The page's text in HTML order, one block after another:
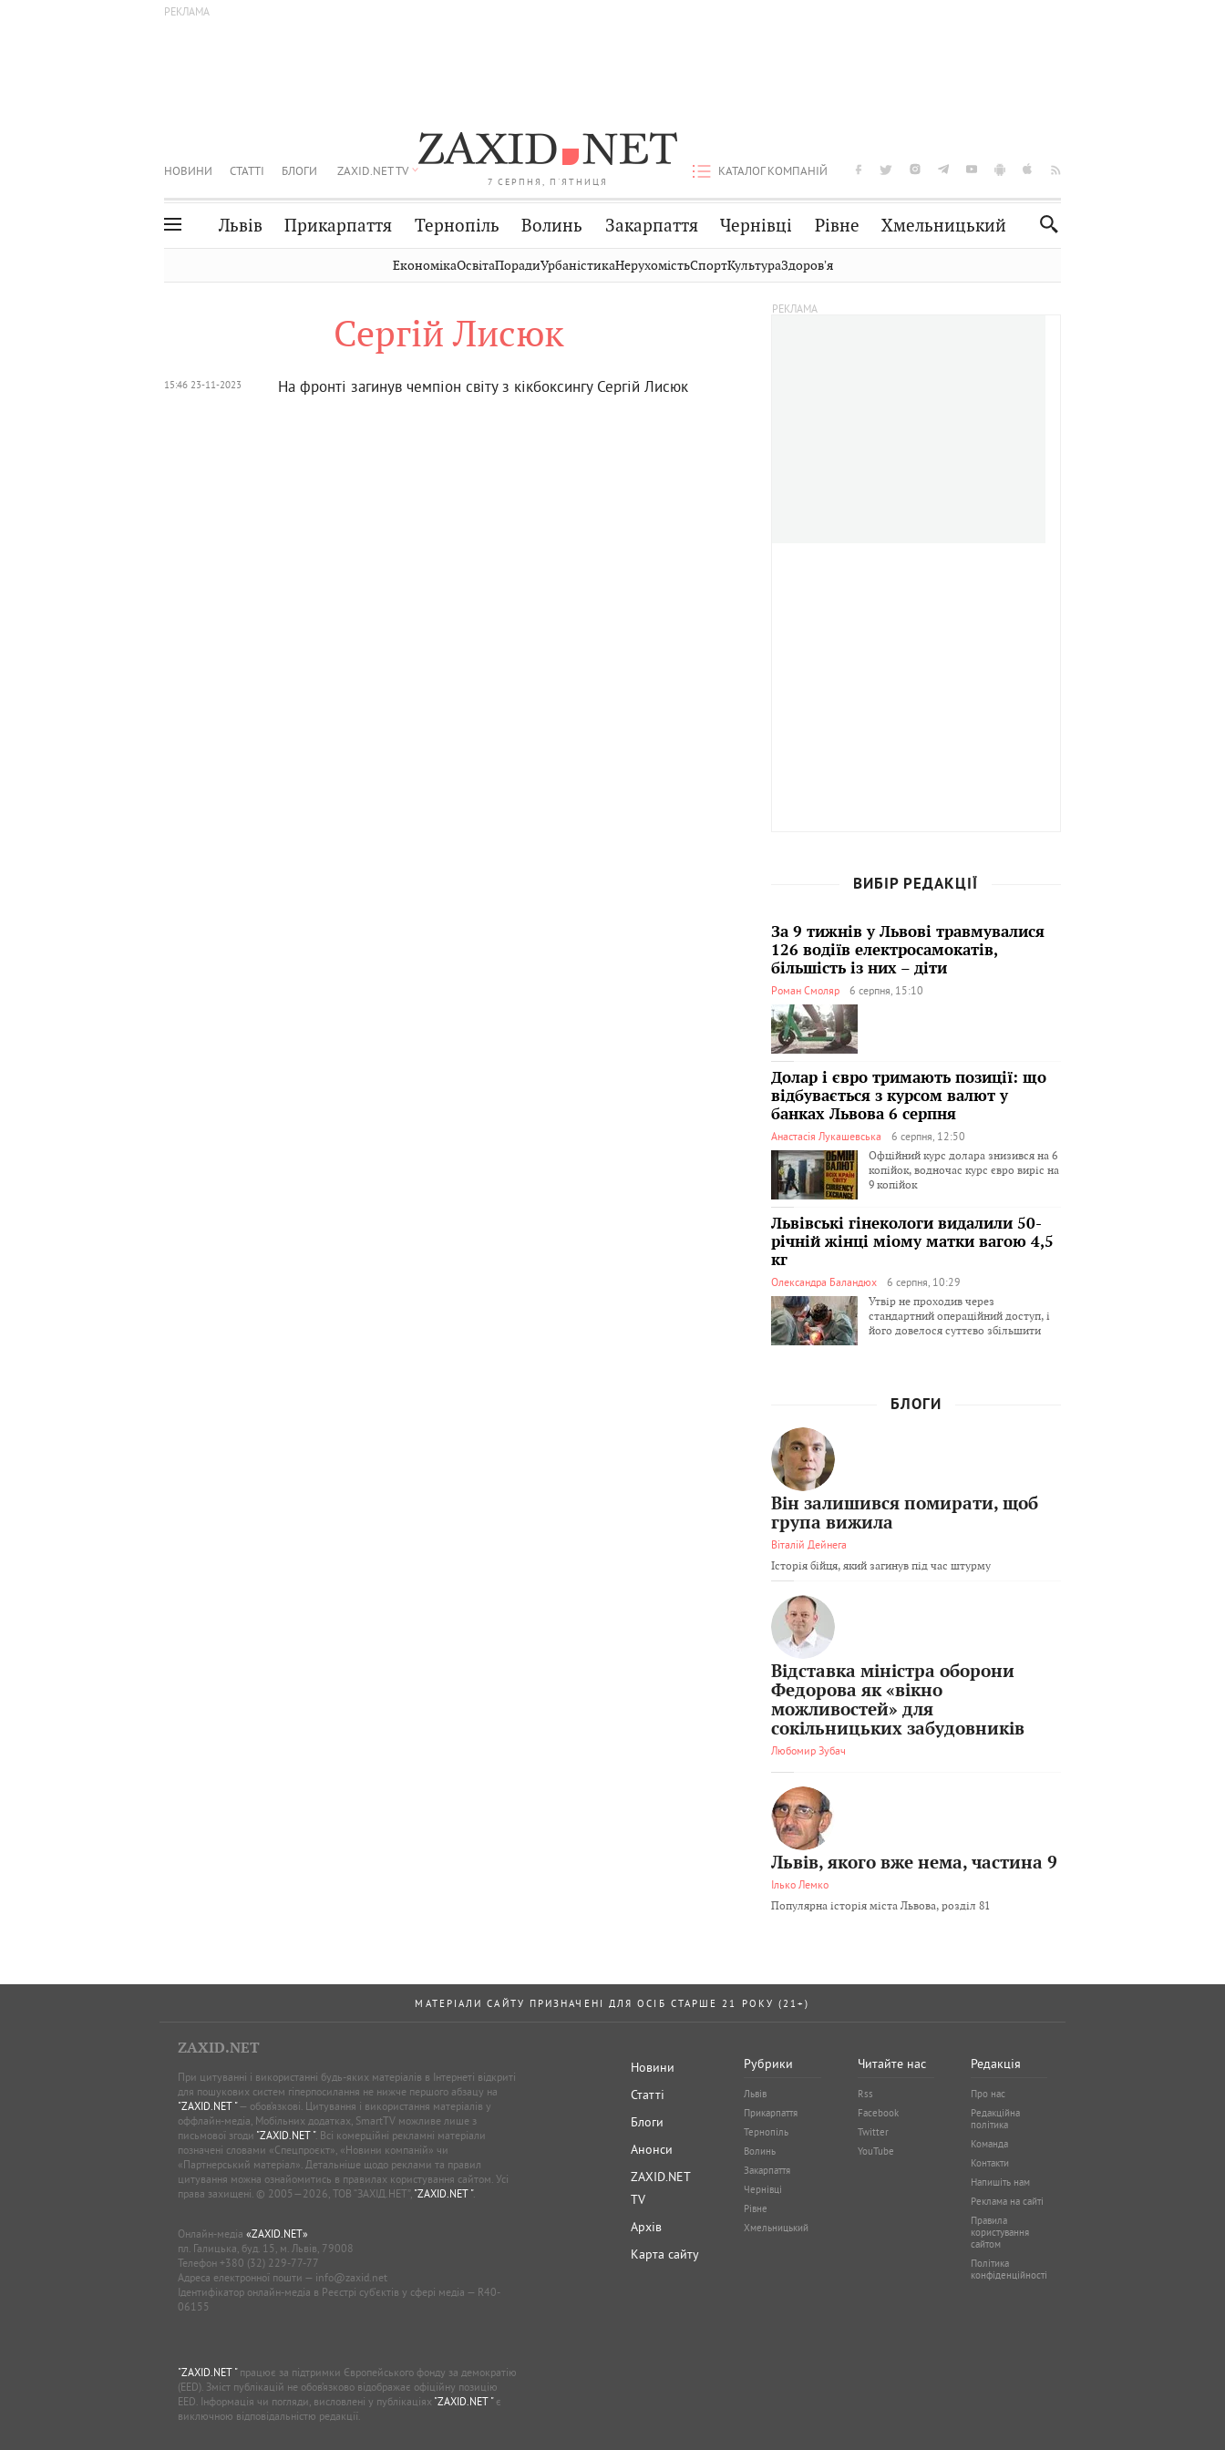
7 СЕРПНЯ, П'ЯТНИЦЯ
НОВИНИ СТАТТІ БЛОГИ ZAXID.NET TV КАТАЛОГ КОМПАНІЙ
Львів Прикарпаття Тернопіль Волинь Закарпаття Чернівці Рівне Хмельницький
Чернівці
Стрий
Хмельницький
Публікації Авто Словко
ЕкономікаОсвітаПорадиУрбаністикаНерухомістьСпортКультураЗдоровʼя
Сергій Лисюк
15:46 23-11-2023 На фронті загинув чемпіон світу з кікбоксингу Сергій Лисюк
ВИБІР РЕДАКЦІЇ
За 9 тижнів у Львові травмувалися
126 водіїв електросамокатів,
більшість із них – діти
Роман Смоляр 6 серпня, 15:10
Долар і євро тримають позиції: що
відбувається з курсом валют у
банках Львова 6 серпня
Анастасія Лукашевська
6 серпня, 12:50
Офційний курс долара знизився на 6
копійок, водночас курс євро виріс на
9 копійок
Львівські гінекологи видалили 50-
річній жінці міому матки вагою 4,5
кг
Олександра Баландюх
6 серпня, 10:29
Утвір не проходив через
стандартний операційний доступ, і
його довелося суттєво збільшити
БЛОГИ
Він залишився помирати, щоб
група вижила
Віталій Дейнега
Історія бійця, який загинув під час штурму
Відставка міністра оборони
Федорова як «вікно
можливостей» для
сокільницьких забудовників
Любомир Зубач
Львів, якого вже нема, частина 9
Ілько Лемко
Популярна історія міста Львова, розділ 81
МАТЕРІАЛИ САЙТУ ПРИЗНАЧЕНІ ДЛЯ ОСІБ СТАРШЕ 21 РОКУ (21+)
ZAXID.NET
При цитуванні і використанні будь-яких матеріалів в Інтернеті відкриті
для пошукових систем гіперпосилання не нижче першого абзацу на
"ZAXID.NET "— обов’язкові. Цитування і використання матеріалів у
оффлайн-медіа, Мобільних додатках, SmartTV можливе лише з
письмової згоди "ZAXID.NET ". Всі комерційні рекламні матеріали
позначені словами «Спецпроєкт», «Новини компаній» чи
«Партнерський матеріал». Детальніше щодо реклами та правил
цитування можна ознайомитись в правилах користування сайтом. Усі
права захищені. © 2005—2026, ТОВ “ЗАХІД.НЕТ”, "ZAXID.NET ".
Онлайн-медіа «ZAXID.NET»
пл. Галицька, буд. 15, м. Львів, 79008
Телефон +380 (32) 229-77-77
Адреса електронної пошти — info@zaxid.net
Ідентифікатор онлайн-медіа в Реєстрі суб'єктів у сфері медіа — R40-
06155
"ZAXID.NET "працює за підтримки Європейського фонду за демократію
(EED). Зміст публікацій не обов’язково відображає офіційну позицію
EED. Інформація чи погляди, висловлені у публікаціях "ZAXID.NET "є
виключною відповідальністю редакції.
Новини
Статті
Блоги
Анонси
ZAXID.NET
TV
Архів
Карта сайту
Рубрики
Львів
Прикарпаття
Тернопіль
Волинь
Закарпаття
Чернівці
Рівне
Хмельницький
Читайте нас
Rss
Facebook
Twitter
YouTube
Редакція
Про нас
Редакційна
політика
Команда
Контакти
Напишіть нам
Реклама на сайті
Правила
користування
сайтом
Політика
конфіденційності